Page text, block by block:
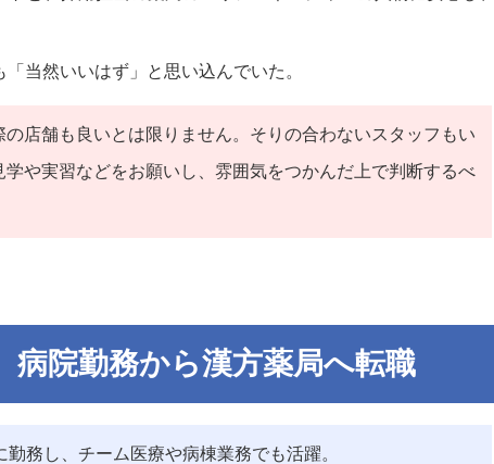
当然いいはず」と思い込んでいた。
店舗も良いとは限りません。そりの合わないスタッフもい
学や実習などをお願いし、雰囲気をつかんだ上で判断するべ
病院勤務から漢方薬局へ転職
務し、チーム医療や病棟業務でも活躍。